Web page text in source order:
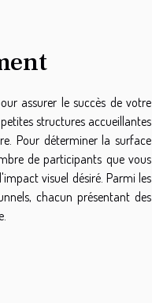
assurer le succès de votre
structures accueillantes
Pour déterminer la surface
de participants que vous
visuel désiré. Parmi les
chacun présentant des